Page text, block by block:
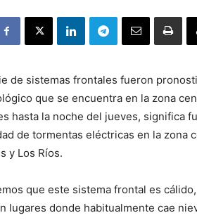
de sistemas frontales fueron
que se encuentra en la zona
hasta la noche del jueves, significa
de tormentas eléctricas en la zona
y Los Ríos.
que este sistema frontal es
lugares donde habitualmente cae